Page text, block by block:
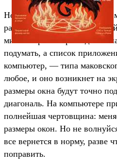
Но вот туториал закончен, и
работе. Сюрприз: перед
миниатюрная версия
подумать, а список
компьютер, — типа
любое, и оно возникнет на
размеры окна будут точно
диагональ. На компьютере
полнейшая чертовщина:
размеры окон. Но не
все вернется в норму, разве
поправить.